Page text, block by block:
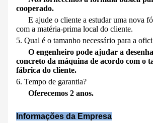
cooperado.
E ajude o cliente a estudar uma nova
com a matéria-prima local do cliente.
5. Qual é o tamanho necessário para a
O engenheiro pode ajudar a
concreto da máquina de acordo com o
fábrica do cliente.
6. Tempo de garantia?
Oferecemos 2 anos.
Informações da Empresa